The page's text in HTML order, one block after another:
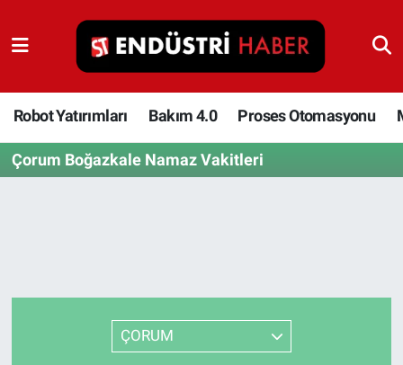
Robot Yatırımları Bakım 4.0 Proses Otomasyonu
Çorum Boğazkale Namaz Vakitleri
ÇORUM
Robot Yatırımları
Bakım 4.0
Proses Otomasyonu
Depolama Çözümleri
İnşaat ve Malzeme